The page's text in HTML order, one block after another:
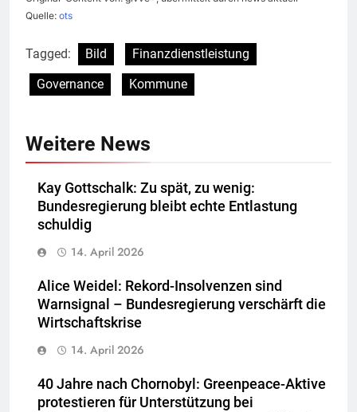
Quelle: ots
Tagged: Bild
Finanzdienstleistung
Governance
Kommune
Weitere News
Kay Gottschalk: Zu spät, zu wenig:
Bundesregierung bleibt echte Entlastung
schuldig
14. April 2026
Alice Weidel: Rekord-Insolvenzen sind
Warnsignal – Bundesregierung verschärft die
Wirtschaftskrise
14. April 2026
40 Jahre nach Chornobyl: Greenpeace-Aktive
protestieren für Unterstützung bei